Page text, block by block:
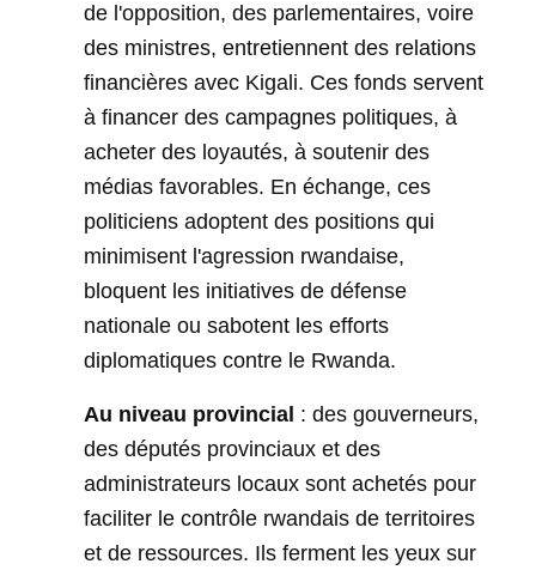
de l'opposition, des parlementaires, voire
des ministres, entretiennent des relations
financières avec Kigali. Ces fonds servent
à financer des campagnes politiques, à
acheter des loyautés, à soutenir des
médias favorables. En échange, ces
politiciens adoptent des positions qui
minimisent l'agression rwandaise,
bloquent les initiatives de défense
nationale ou sabotent les efforts
diplomatiques contre le Rwanda.
Au niveau provincial : des gouverneurs,
des députés provinciaux et des
administrateurs locaux sont achetés pour
faciliter le contrôle rwandais de territoires
et de ressources. Ils ferment les yeux sur